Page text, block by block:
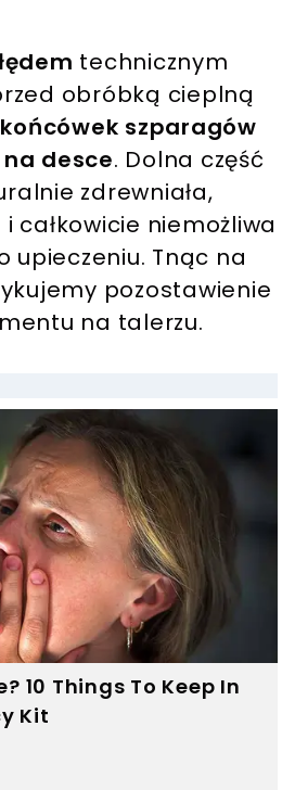
technicznym
obróbką cieplną
szparagów
desce. Dolna część
zdrewniała,
całkowicie niemożliwa
upieczeniu. Tnąc na
pozostawienie
na talerzu.